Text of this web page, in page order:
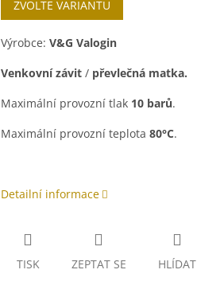
cena:
ZVOLTE VARIANTU
Výrobce: V&G Valogin
Venkovní závit/ převlečná matka.
Maximální provozní tlak 10 barů.
Maximální provozní teplota 80°C.
Detailní informace
TISK ZEPTAT SE HLÍDAT